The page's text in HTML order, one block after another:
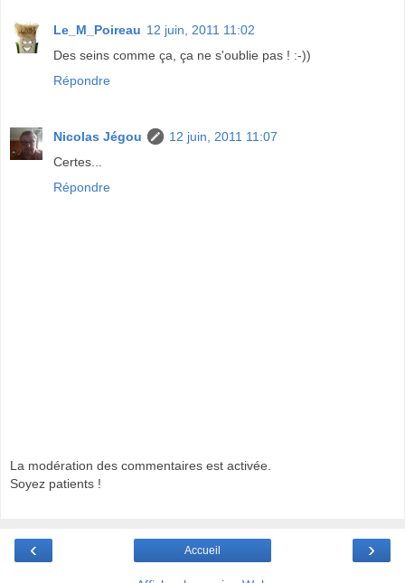
Le_M_Poireau 12 juin, 2011 11:02
Des seins comme ça, ça ne s'oublie pas ! :-))
Répondre
Nicolas Jégou
12 juin, 2011 11:07
Certes...
Répondre
La modération des commentaires est activée.
Soyez patients !
‹ ›
Accueil